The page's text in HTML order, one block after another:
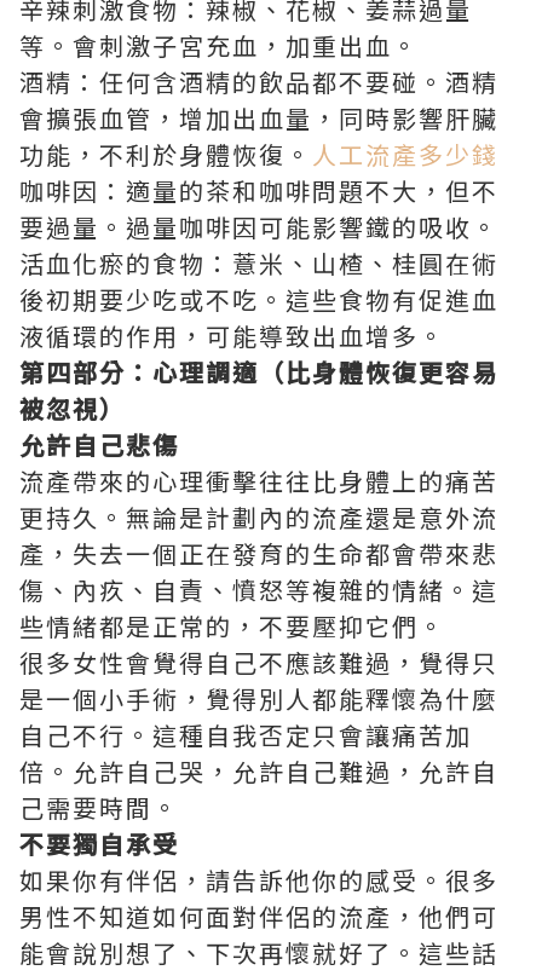
辛辣刺激食物：辣椒、花椒、姜蒜過量
等。會刺激子宮充血，加重出血。
酒精：任何含酒精的飲品都不要碰。酒精
會擴張血管，增加出血量，同時影響肝臟
功能，不利於身體恢復。 人工流產多少錢
咖啡因：適量的茶和咖啡問題不大，但不
要過量。過量咖啡因可能影響鐵的吸收。
活血化瘀的食物：薏米、山楂、桂圓在術
後初期要少吃或不吃。這些食物有促進血
液循環的作用，可能導致出血增多。
第四部分：心理調適（比身體恢復更容易
被忽視）
允許自己悲傷
流產帶來的心理衝擊往往比身體上的痛苦
更持久。無論是計劃內的流產還是意外流
產，失去一個正在發育的生命都會帶來悲
傷、內疚、自責、憤怒等複雜的情緒。這
些情緒都是正常的，不要壓抑它們。
很多女性會覺得自己不應該難過，覺得只
是一個小手術，覺得別人都能釋懷為什麼
自己不行。這種自我否定只會讓痛苦加
倍。允許自己哭，允許自己難過，允許自
己需要時間。
不要獨自承受
如果你有伴侶，請告訴他你的感受。很多
男性不知道如何面對伴侶的流產，他們可
能會說別想了、下次再懷就好了。這些話